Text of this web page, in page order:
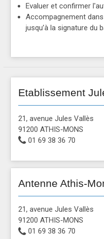
Evaluer et confirmer
Accompagnement
jusqu’à la signature du
Etablissement
21, avenue Jules Vallès
91200 ATHIS-MONS
01 69 38 36 70
Antenne Athis-
21, avenue Jules Vallès
91200 ATHIS-MONS
01 69 38 36 70